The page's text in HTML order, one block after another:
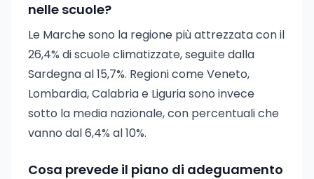
nelle scuole?
Le Marche sono la regione più attrezzata con il
26,4% di scuole climatizzate, seguite dalla
Sardegna al 15,7%. Regioni come Veneto,
Lombardia, Calabria e Liguria sono invece
sotto la media nazionale, con percentuali che
vanno dal 6,4% al 10%.
Cosa prevede il piano di adeguamento